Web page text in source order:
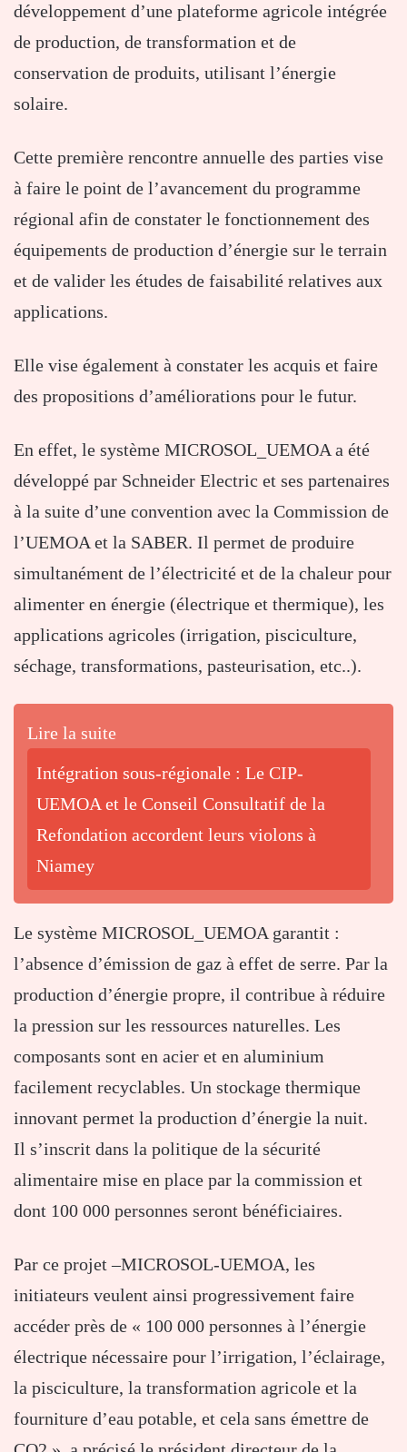
développement d’une plateforme agricole intégrée
de production, de transformation et de
conservation de produits, utilisant l’énergie
solaire.
Cette première rencontre annuelle des parties vise
à faire le point de l’avancement du programme
régional afin de constater le fonctionnement des
équipements de production d’énergie sur le terrain
et de valider les études de faisabilité relatives aux
applications.
Elle vise également à constater les acquis et faire
des propositions d’améliorations pour le futur.
En effet, le système MICROSOL_UEMOA a été
développé par Schneider Electric et ses partenaires
à la suite d’une convention avec la Commission de
l’UEMOA et la SABER. Il permet de produire
simultanément de l’électricité et de la chaleur pour
alimenter en énergie (électrique et thermique), les
applications agricoles (irrigation, pisciculture,
séchage, transformations, pasteurisation, etc..).
Lire la suite
Intégration sous-régionale : Le CIP-
UEMOA et le Conseil Consultatif de la
Refondation accordent leurs violons à
Niamey
Le système MICROSOL_UEMOA garantit :
l’absence d’émission de gaz à effet de serre. Par la
production d’énergie propre, il contribue à réduire
la pression sur les ressources naturelles. Les
composants sont en acier et en aluminium
facilement recyclables. Un stockage thermique
innovant permet la production d’énergie la nuit.
Il s’inscrit dans la politique de la sécurité
alimentaire mise en place par la commission et
dont 100 000 personnes seront bénéficiaires.
Par ce projet –MICROSOL-UEMOA, les
initiateurs veulent ainsi progressivement faire
accéder près de « 100 000 personnes à l’énergie
électrique nécessaire pour l’irrigation, l’éclairage,
la pisciculture, la transformation agricole et la
fourniture d’eau potable, et cela sans émettre de